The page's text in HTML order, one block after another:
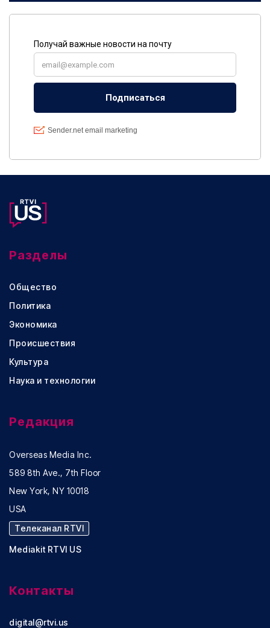
Разделы
Общество
Политика
Экономика
Происшествия
Культура
Наука и технологии
Редакция
Overseas Media Inc.
589 8th Ave., 7th Floor
New York, NY 10018
USA
Телеканал RTVI
Mediakit RTVI US
Контакты
digital@rtvi.us